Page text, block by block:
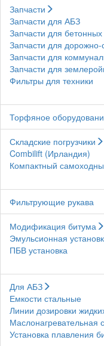
Запчасти
Запчасти для АБЗ
Запчасти для бетонных
Запчасти для дорожно-
Запчасти для
Запчасти для
Фильтры для техники
Торфяное
Складские погрузчики
Combilift (Ирландия)
Компактный
Фильтрующие рукава
Модификация битума
Эмульсионная
ПБВ установка
Для АБЗ
Емкости стальные
Линии дозировки
Маслонагревательная
Установка плавления